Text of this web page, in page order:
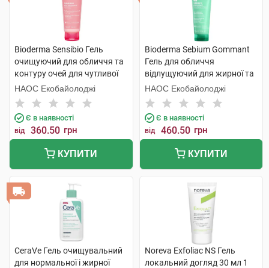
Bioderma Sensibio Гель
очищуючий для обличчя та
контуру очей для чутливої
шкіри 100 мл 1 туба
НАОС Екобайолоджі
Є в наявності
від 360.50 грн
КУПИТИ
Bioderma Sebium Gommant
Гель для обличчя
відлущуючий для жирної та
комбінованої шкіри 75 мл 1
шт
НАОС Екобайолоджі
Є в наявності
від 460.50 грн
КУПИТИ
CeraVe Гель очищувальний
для нормальної і жирної
Noreva Exfoliac NS Гель
локальний догляд 30 мл 1